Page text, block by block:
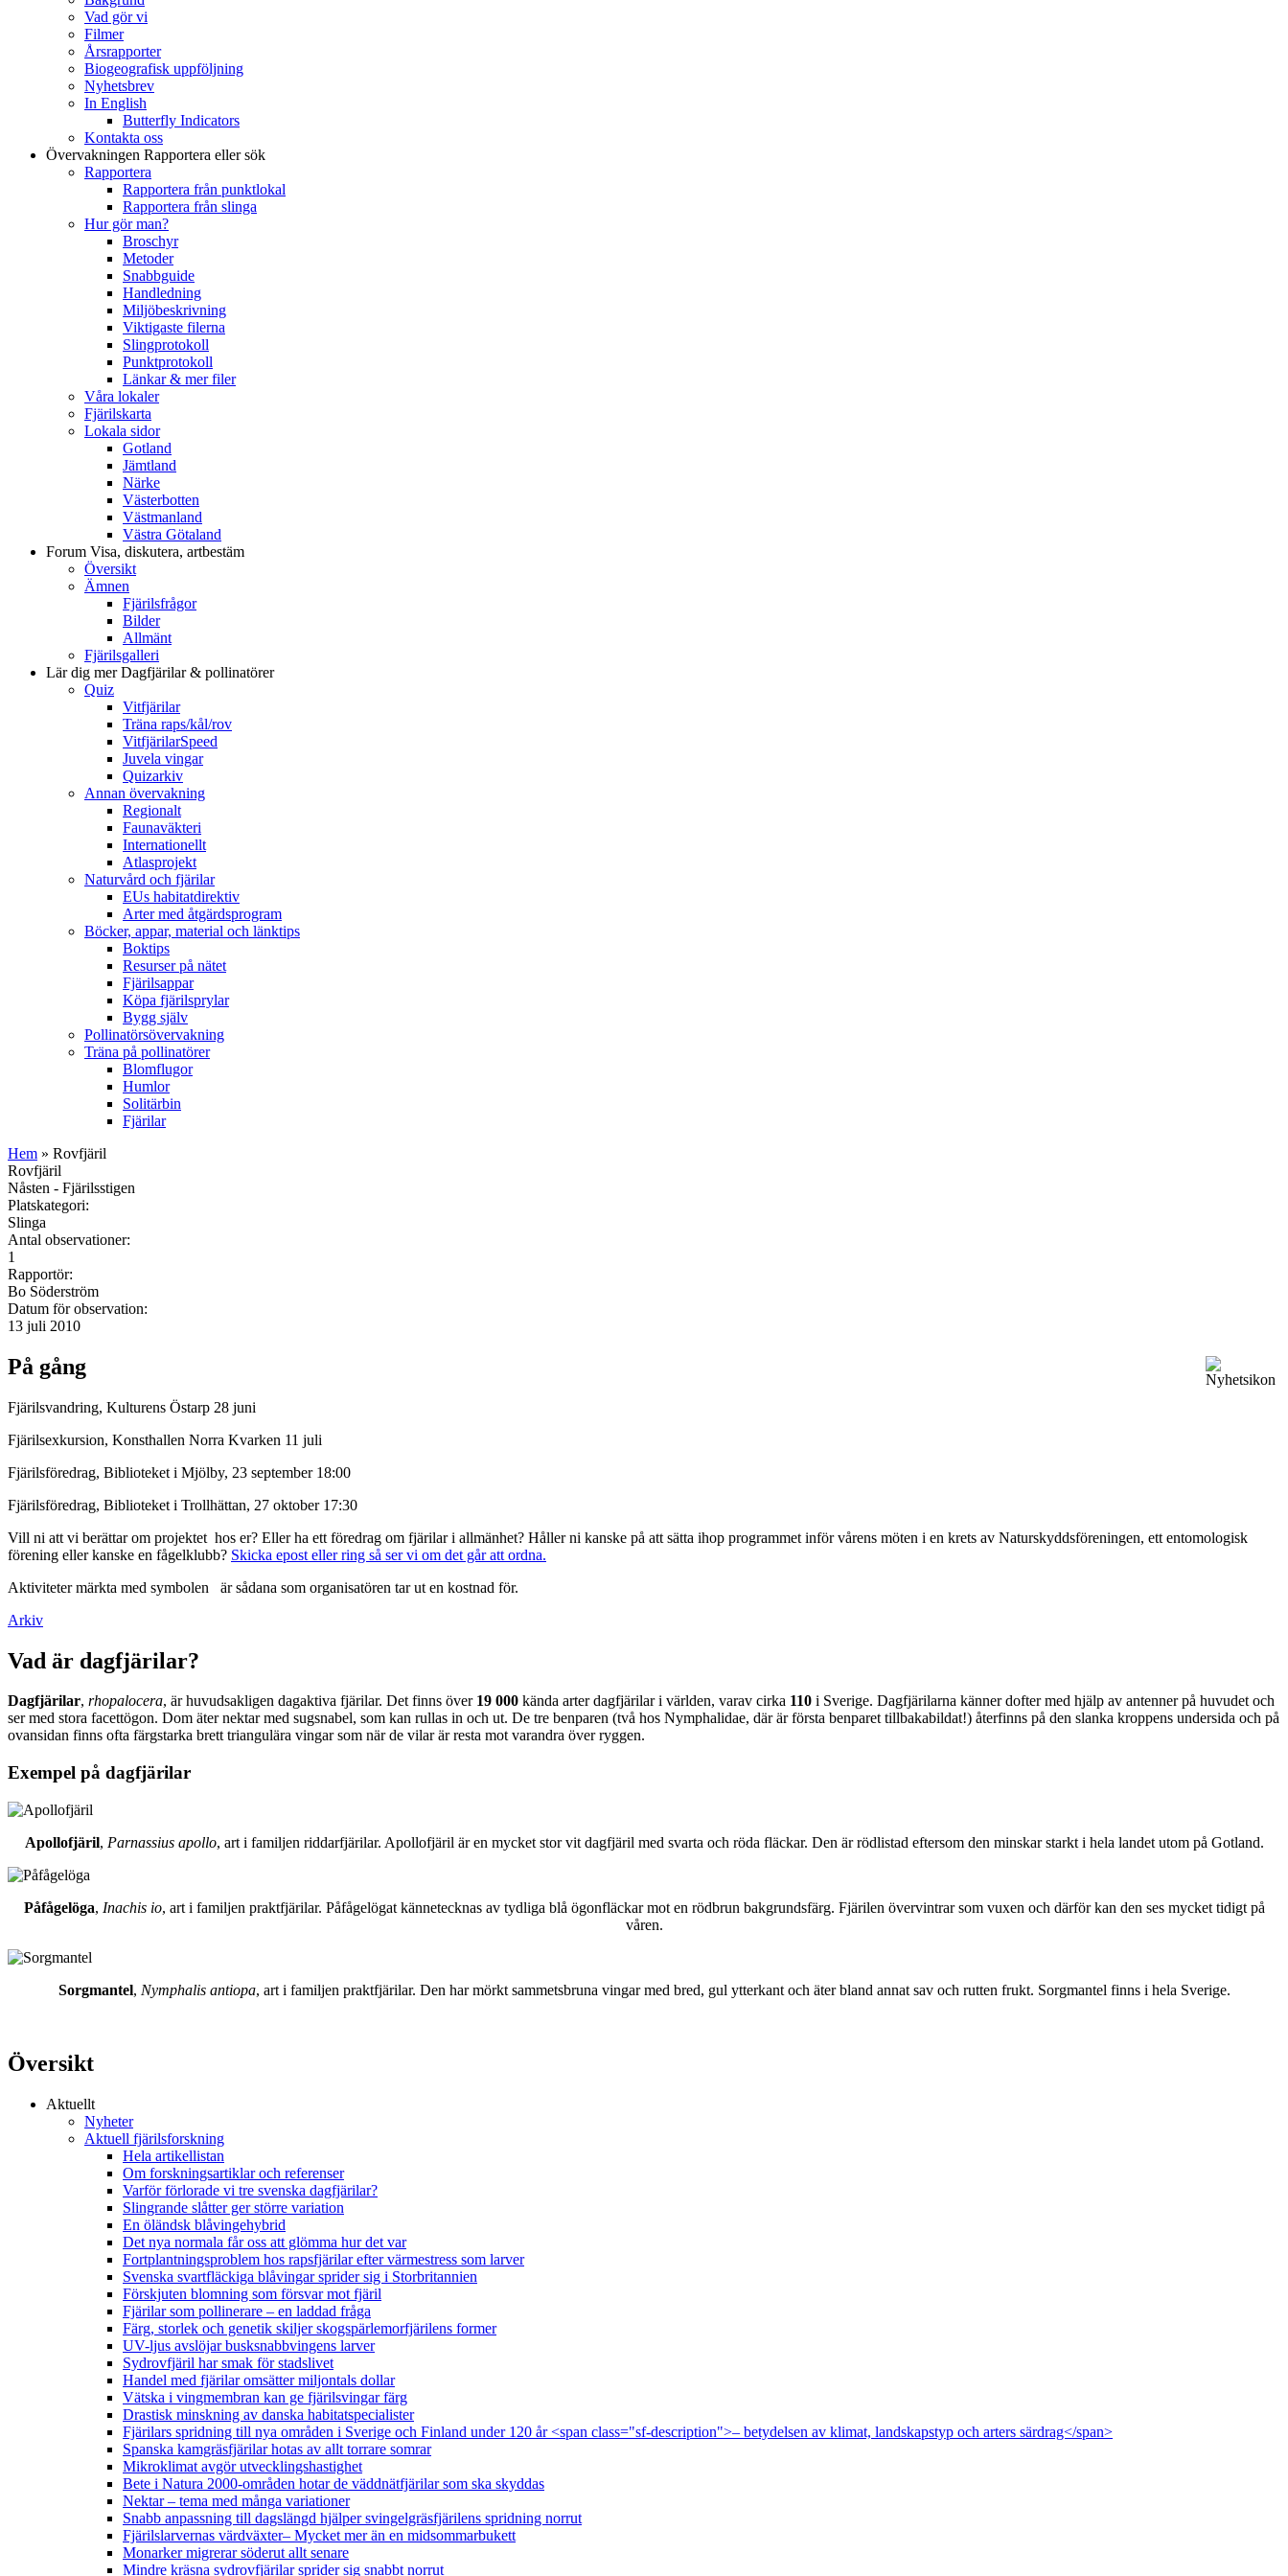
Vad gör vi
Filmer
Årsrapporter
Biogeografisk uppföljning
Nyhetsbrev
In English
Butterfly Indicators
Kontakta oss
Övervakningen Rapportera eller sök
Rapportera
Rapportera från punktlokal
Rapportera från slinga
Hur gör man?
Broschyr
Metoder
Snabbguide
Handledning
Miljöbeskrivning
Viktigaste filerna
Slingprotokoll
Punktprotokoll
Länkar & mer filer
Våra lokaler
Fjärilskarta
Lokala sidor
Gotland
Jämtland
Närke
Västerbotten
Västmanland
Västra Götaland
Forum Visa, diskutera, artbestäm
Översikt
Ämnen
Fjärilsfrågor
Bilder
Allmänt
Fjärilsgalleri
Lär dig merDagfjärilar & pollinatörer
Quiz
Vitfjärilar
Träna raps/kål/rov
VitfjärilarSpeed
Juvela vingar
Quizarkiv
Annan övervakning
Regionalt
Faunaväkteri
Internationellt
Atlasprojekt
Naturvård och fjärilar
EUs habitatdirektiv
Arter med åtgärdsprogram
Böcker, appar, material och länktips
Boktips
Resurser på nätet
Fjärilsappar
Köpa fjärilsprylar
Bygg själv
Pollinatörsövervakning
Träna på pollinatörer
Blomflugor
Humlor
Solitärbin
Fjärilar
Hem » Rovfjäril
Rovfjäril
Nåsten - Fjärilsstigen
Platskategori:
Slinga
Antal observationer:
1
Rapportör:
Bo Söderström
Datum för observation:
13 juli 2010
På gång
Fjärilsvandring, Kulturens Östarp 28 juni
Fjärilsexkursion, Konsthallen Norra Kvarken 11 juli
Fjärilsföredrag, Biblioteket i Mjölby, 23 september 18:00
Fjärilsföredrag, Biblioteket i Trollhättan, 27 oktober 17:30
Vill ni att vi berättar om projektet hos er? Eller ha ett föredrag om fjärilar i allmänhet? Håller ni kanske på att sätta ihop programmet inför vårens möten i en krets av Naturskyddsföreningen, ett entomologisk
förening eller kanske en fågelklubb? Skicka epost eller ring så ser vi om det går att ordna.
Aktiviteter märkta med symbolen
är sådana som organisatören tar ut en kostnad för.
Arkiv
Vad är dagfjärilar?
Dagfjärilar, rhopalocera, är huvudsakligen dagaktiva fjärilar. Det finns över 19 000 kända arter dagfjärilar i världen, varav cirka 110 i Sverige. Dagfjärilarna känner dofter med hjälp av antenner på huvudet och
ser med stora facettögon. Dom äter nektar med sugsnabel, som kan rullas in och ut. De tre benparen (två hos Nymphalidae, där är första benparet tillbakabildat!) återfinns på den slanka kroppens undersida och på
ovansidan finns ofta färgstarka brett triangulära vingar som när de vilar är resta mot varandra över ryggen.
Exempel på dagfjärilar
Apollofjäril, Parnassius apollo, art i familjen riddarfjärilar. Apollofjäril är en mycket stor vit dagfjäril med svarta och röda fläckar. Den är rödlistad eftersom den minskar starkt i hela landet utom på Gotland.
Påfågelöga, Inachis io, art i familjen praktfjärilar. Påfågelögat kännetecknas av tydliga blå ögonfläckar mot en rödbrun bakgrundsfärg. Fjärilen övervintrar som vuxen och därför kan den ses mycket tidigt på
våren.
Sorgmantel, Nymphalis antiopa, art i familjen praktfjärilar. Den har mörkt sammetsbruna vingar med bred, gul ytterkant och äter bland annat sav och rutten frukt. Sorgmantel finns i hela Sverige.
Översikt
Aktuellt
Nyheter
Aktuell fjärilsforskning
Hela artikellistan
Om forskningsartiklar och referenser
Varför förlorade vi tre svenska dagfjärilar?
Slingrande slåtter ger större variation
En öländsk blåvingehybrid
Det nya normala får oss att glömma hur det var
Fortplantningsproblem hos rapsfjärilar efter värmestress som larver
Svenska svartfläckiga blåvingar sprider sig i Storbritannien
Förskjuten blomning som försvar mot fjäril
Fjärilar som pollinerare – en laddad fråga
Färg, storlek och genetik skiljer skogspärlemorfjärilens former
UV-ljus avslöjar busksnabbvingens larver
Sydrovfjäril har smak för stadslivet
Handel med fjärilar omsätter miljontals dollar
Vätska i vingmembran kan ge fjärilsvingar färg
Drastisk minskning av danska habitatspecialister
Fjärilars spridning till nya områden i Sverige och Finland under 120 år <span class="sf-description">– betydelsen av klimat, landskapstyp och arters särdrag</span>
Spanska kamgräsfjärilar hotas av allt torrare somrar
Mikroklimat avgör utvecklingshastighet
Bete i Natura 2000-områden hotar de väddnätfjärilar som ska skyddas
Nektar – tema med många variationer
Snabb anpassning till dagslängd hjälper svingelgräsfjärilens spridning norrut
Fjärilslarvernas värdväxter– Mycket mer än en midsommarbukett
Monarker migrerar söderut allt senare
Mindre kräsna sydrovfjärilar sprider sig snabbt norrut